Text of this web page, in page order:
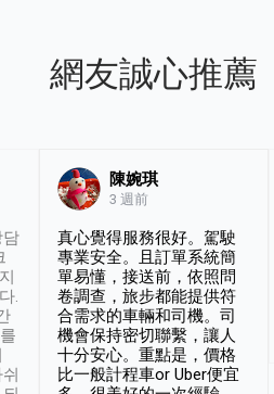
網友誠心推薦
담
.
陳婉琪
3 週前
真心覺得服務很好。駕駛
專業安全。且訂單系統簡
單易懂，接送前，依照問
卷調查，旅步都能提供符
合需求的車輛和司機。司
機會保持密切聯繫，讓人
十分安心。重點是，價格
比一般計程車or Uber便宜